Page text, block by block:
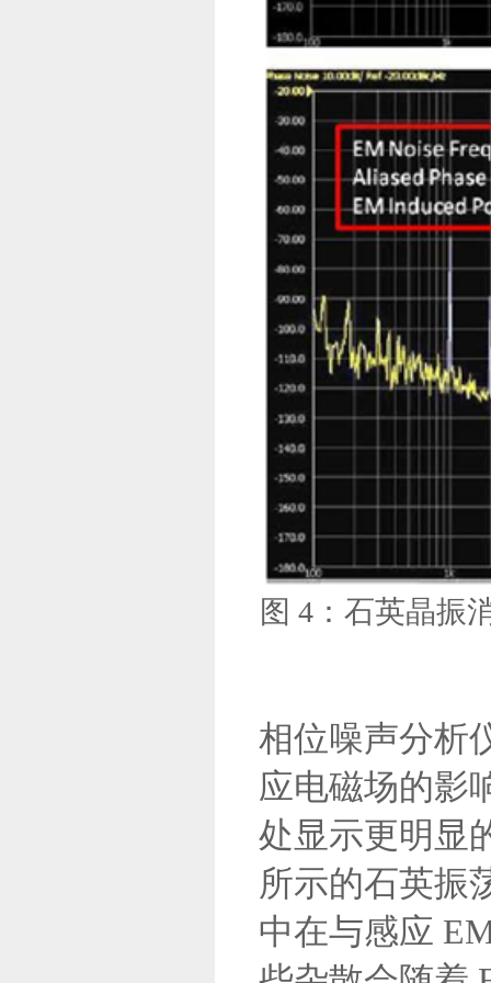
图 4：石英晶振
相位噪声分析
应电磁场的影
处显示更明显
所示的石英振
中在与感应